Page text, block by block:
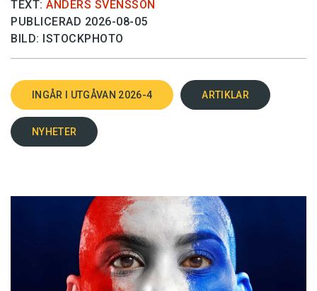
TEXT: ANDERS SVENSSON
PUBLICERAD 2026-08-05
BILD: ISTOCKPHOTO
INGÅR I UTGÅVAN 2026-4 ARTIKLAR
NYHETER